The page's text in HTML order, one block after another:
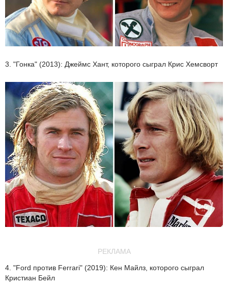
3. "Гонка" (2013): Джеймс Хант, которого сыграл Крис Хемсворт
РЕКЛАМА
4. "Ford против Ferrari" (2019): Кен Майлз, которого сыграл
Кристиан Бейл